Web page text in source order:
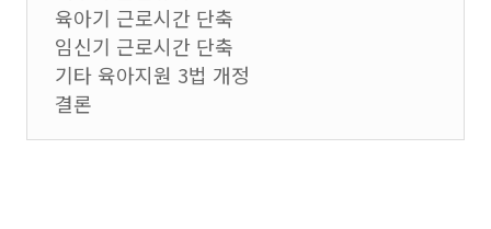
육아기 근로시간 단축
임신기 근로시간 단축
기타 육아지원 3법 개정
결론